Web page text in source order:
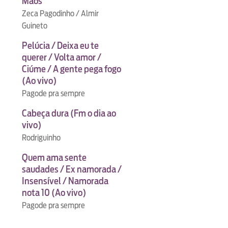
Zeca Pagodinho / Almir
Guineto
Pelúcia / Deixa eu te
querer / Volta amor /
Ciúme / A gente pega fogo
(Ao vivo)
Pagode pra sempre
Cabeça dura (Fm o dia ao
vivo)
Rodriguinho
Quem ama sente
saudades / Ex namorada /
Insensível / Namorada
nota 10 (Ao vivo)
Pagode pra sempre